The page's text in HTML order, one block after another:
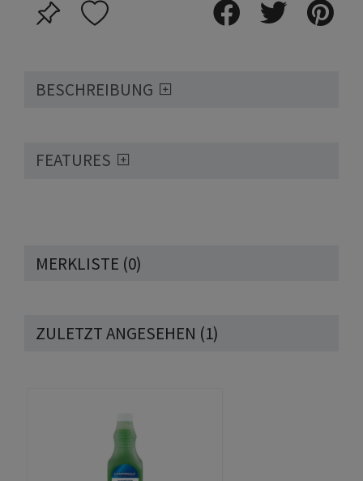
BESCHREIBUNG
FEATURES
MERKLISTE 0
ZULETZT ANGESEHEN 1